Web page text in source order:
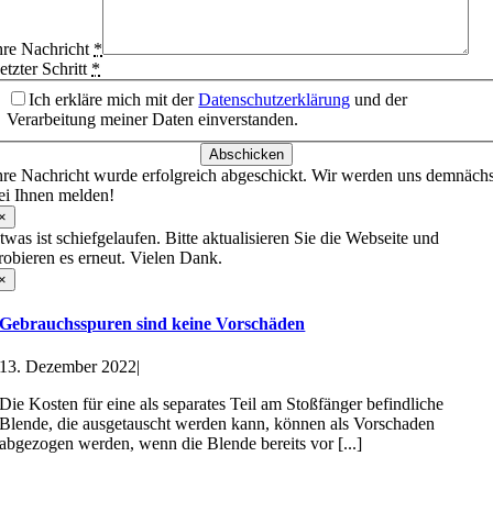
Nachricht *
Schritt *
Ich erkläre mich mit derDatenschutzerklärung und der
Verarbeitung meiner Daten einverstanden.
Abschicken
Nachricht wurde erfolgreich abgeschickt. Wir werden uns
Ihnen melden!
ist schiefgelaufen. Bitte aktualisieren Sie die Webseite und
es erneut. Vielen Dank.
Gebrauchsspuren sind keine Vorschäden
13. Dezember 2022|
Die Kosten für eine als separates Teil am Stoßfänger befindliche
Blende, die ausgetauscht werden kann, können als Vorschaden
abgezogen werden, wenn die Blende bereits vor [...]